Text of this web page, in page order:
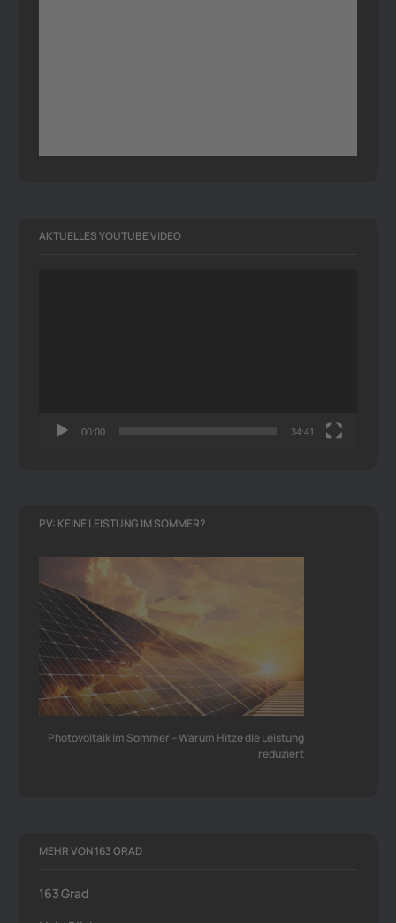
AKTUELLES YOUTUBE VIDEO
00:00 34:41
PV: KEINE LEISTUNG IM SOMMER?
Photovoltaik im Sommer – Warum Hitze die Leistung
reduziert
MEHR VON 163 GRAD
163 Grad